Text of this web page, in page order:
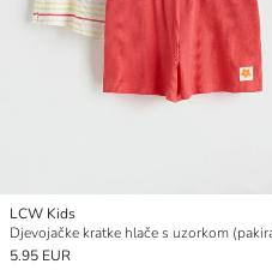
LCW Kids
5.95 EUR